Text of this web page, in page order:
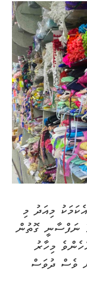
މިއަދު މި
ނަފްސާނީ ގޮތުން
މިހާރު
ވެސް ދުވަސް